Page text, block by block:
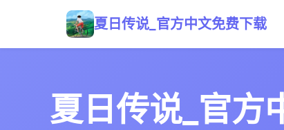
夏日传说_官方中文免费下载
夏日传说_官方